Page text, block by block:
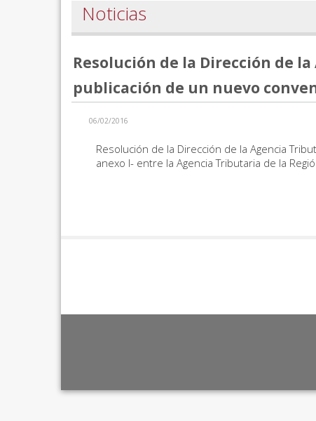
Noticias
Resolución de la Dirección de
publicación de un nuevo
06/02/2016
Resolución de la Dirección de la Agencia
anexo I- entre la Agencia Tributaria de la